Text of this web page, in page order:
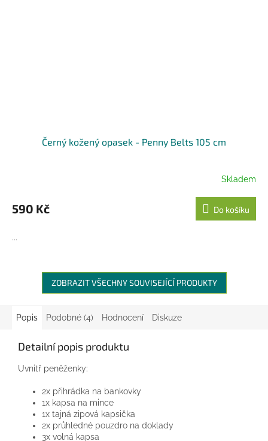
Černý kožený opasek - Penny Belts 105 cm
Skladem
590 Kč Do košíku
...
ZOBRAZIT VŠECHNY SOUVISEJÍCÍ PRODUKTY
Popis Podobné (4) Hodnocení Diskuze
Detailní popis produktu
Uvnitř peněženky:
2x přihrádka na bankovky
1x kapsa na mince
1x tajná zipová kapsička
2x průhledné pouzdro na doklady
3x volná kapsa